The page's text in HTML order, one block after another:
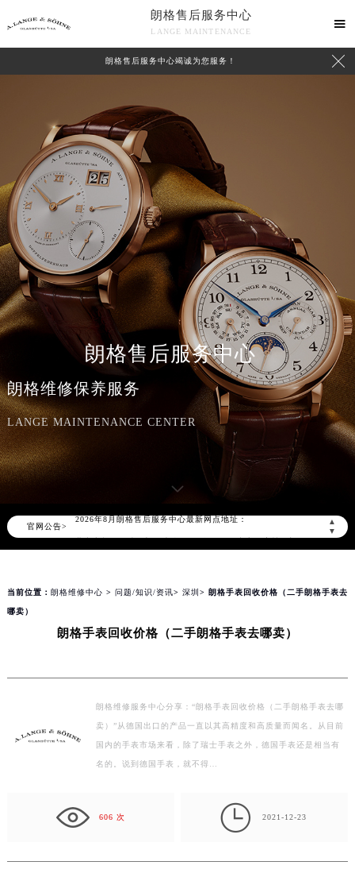
朗格售后服务中心
LANGE MAINTENANCE

朗格售后服务中心竭诚为您服务！ 
朗格售后服务中心
朗格维修保养服务
LANGE MAINTENANCE CENTER
官网公告>
▲
▼
2026年8月朗格中国区售后服务网络优化升级公告
2026年8月朗格全国官方售后客户服务热线：400-609-9509
2026年8月朗格售后服务中心最新网点地址：
北京市东城区东长安街1号东方广场写字楼W3座6层602室（需提前预约）
上海市徐汇区虹桥路3号港汇中心写字楼2座37层3705室（需提前预约）
扬州市邗江区国展路29号星耀天地写字楼1号楼18层1803室（需提前预约）
盐城市盐都区世纪大道5号盐城金融城写字楼1号楼16层1604室（需提前预约）
泰州市海陵区永定东路399号置地商务中心东塔写字楼（华润万象城）17层1706室（需提前预约）
嘉兴市南湖区广益路705号嘉兴世界贸易中心写字楼A座13层1304室（需提前预约）
心介绍 联系我们
当前位置： 朗格维修中心 > 问题/知识/资讯> 深圳 > 朗格手表回收价格（二手朗格手表去
哪卖）
朗格手表回收价格（二手朗格手表去哪卖）
朗格维修服务中心分享：“朗格手表回收价格（二手朗格手表去哪
卖）”从德国出口的产品一直以其高精度和高质量而闻名。从目前
国内的手表市场来看，除了瑞士手表之外，德国手表还是相当有
名的。说到德国手表，就不得…
606 次  2021-12-23